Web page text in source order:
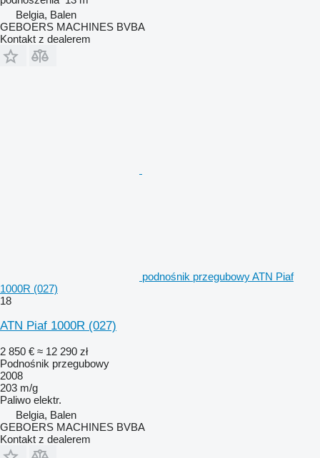
Belgia, Balen
GEBOERS MACHINES BVBA
Kontakt z dealerem
podnośnik przegubowy ATN Piaf
1000R (027)
18
ATN Piaf 1000R (027)
2 850 € ≈ 12 290 zł
Podnośnik przegubowy
2008
203 m/g
Paliwo elektr.
Belgia, Balen
GEBOERS MACHINES BVBA
Kontakt z dealerem